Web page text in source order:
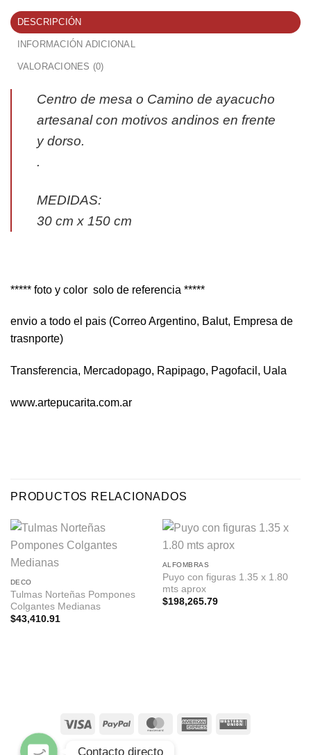
DESCRIPCIÓN
INFORMACIÓN ADICIONAL
VALORACIONES (0)
Centro de mesa o Camino de ayacucho
artesanal con motivos andinos en frente
y dorso.
.
MEDIDAS:
30 cm x 150 cm
***** foto y color solo de referencia *****
envio a todo el pais (Correo Argentino, Balut, Empresa de
trasnporte)
Transferencia, Mercadopago, Rapipago, Pagofacil, Uala
www.artepucarita.com.ar
PRODUCTOS RELACIONADOS
DECO
Tulmas Norteñas Pompones
Colgantes Medianas
$43,410.91
ALFOMBRAS
Puyo con figuras 1.35 x 1.80
mts aprox
$198,265.79
BLOG
Facebook pagina
Contacto directo